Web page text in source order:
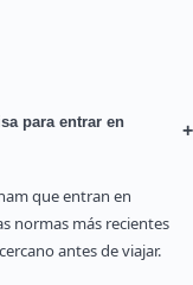
para entrar en
+
que entran en
normas más recientes
antes de viajar.